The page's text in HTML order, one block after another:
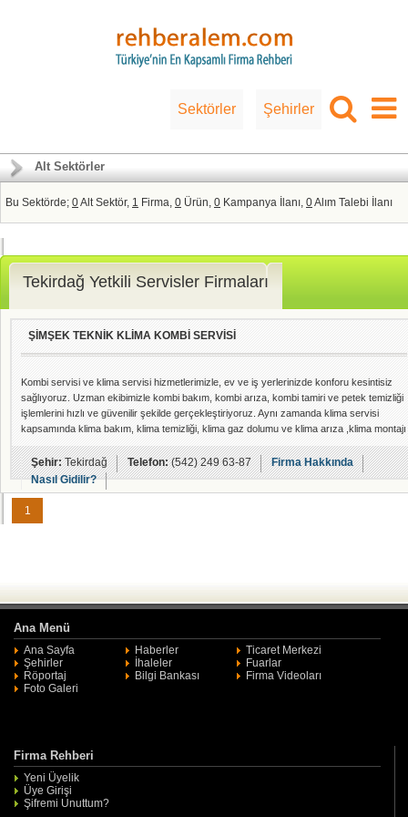
Sektörler Şehirler
Alt Sektörler
Bu Sektörde; 0Alt Sektör, 1 Firma, 0 Ürün, 0 Kampanya İlanı, 0Alım Talebi İlanı
Tekirdağ Yetkili Servisler Firmaları
ŞİMŞEK TEKNİK KLİMA KOMBİ SERVİSİ
Kombi servisi ve klima servisi hizmetlerimizle, ev ve iş yerlerinizde konforu kesintisiz
sağlıyoruz. Uzman ekibimizle kombi bakım, kombi arıza, kombi tamiri ve petek temizliği
işlemlerini hızlı ve güvenilir şekilde gerçekleştiriyoruz. Aynı zamanda klima servisi
kapsamında klima bakım, klima temizliği, klima gaz dolumu ve klima arıza ,klima montajı
,klima sökme ,klima satışı çözümlerinde profesyonel destek sunuyoruz. Düzenli bakım
sayesinde enerji tasarrufu sağlarken cihaz ömrünü uzatabilirsiniz. En yakın kombi
servisi ve en yakın
Şehir:Tekirdağ Telefon:(542) 249 63-87
Firma Hakkında
Nasıl Gidilir?
1
Ana Menü
Ana Sayfa Haberler
Ticaret Merkezi
Şehirler
İhaleler
Fuarlar
Röportaj
Bilgi Bankası
Firma Videoları
Foto Galeri
Firma Rehberi
Yeni Üyelik
Üye Girişi
Şifremi Unuttum?